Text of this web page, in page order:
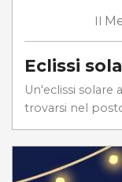
Il
Eclissi
Un'eclissi solare
trovarsi nel